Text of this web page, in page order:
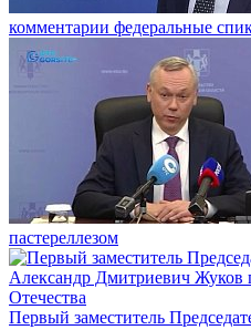
комментарии федеральные
пастереллезом
Первый заместитель